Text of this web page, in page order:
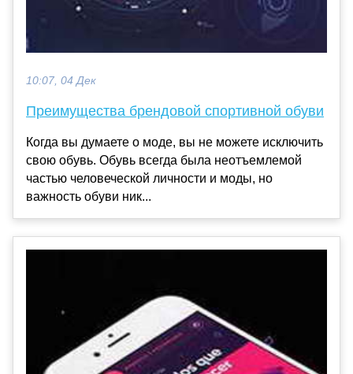
10:07, 04 Дек
Преимущества брендовой спортивной обуви
Когда вы думаете о моде, вы не можете исключить
свою обувь. Обувь всегда была неотъемлемой
частью человеческой личности и моды, но
важность обуви ник...